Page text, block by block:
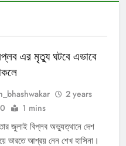
এর মৃত্যু ঘটবে এভাবে
2 years
0 1 mins
জুলাই বিপ্লব অভ্যুত্থানে দেশ
ভারতে আশ্রয় নেন শেখ হাসিনা।